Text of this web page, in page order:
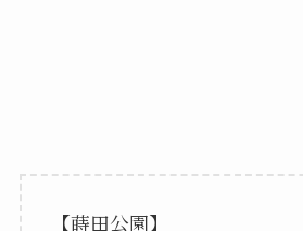
【蒔田公園】